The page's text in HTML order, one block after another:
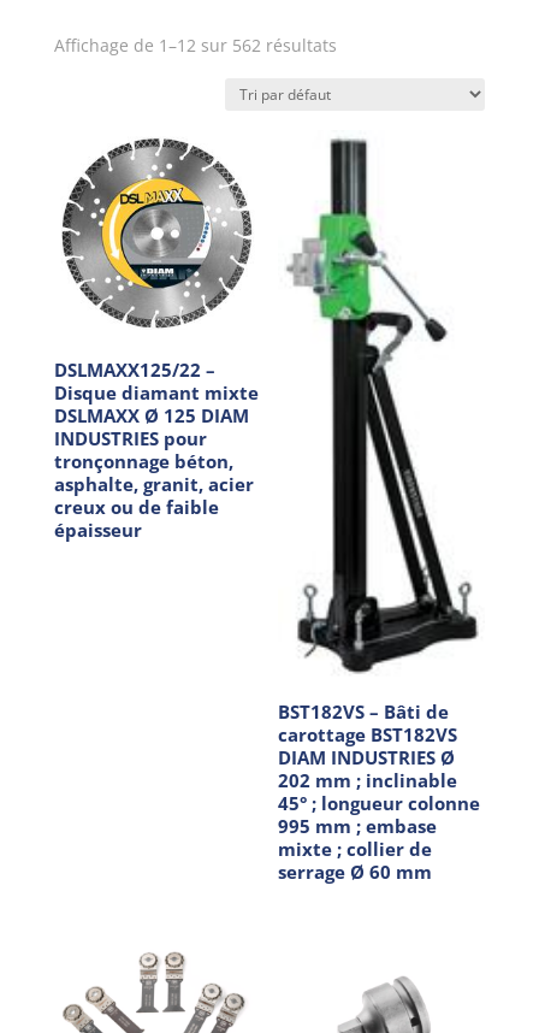
Affichage de 1–12 sur 562 résultats
DSLMAXX125/22 –
Disque diamant mixte
DSLMAXX Ø 125 DIAM
INDUSTRIES pour
tronçonnage béton,
asphalte, granit, acier
creux ou de faible
épaisseur
BST182VS – Bâti de
carottage BST182VS
DIAM INDUSTRIES Ø
202 mm ; inclinable
45° ; longueur colonne
995 mm ; embase
mixte ; collier de
serrage Ø 60 mm